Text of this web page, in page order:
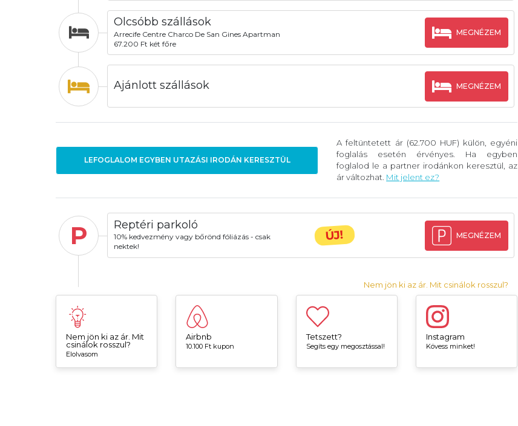
Olcsóbb szállások
Arrecife Centre Charco De San Gines Apartman
67.200 Ft két főre
MEGNÉZEM
Ajánlott szállások MEGNÉZEM
LEFOGLALOM EGYBEN UTAZÁSI IRODÁN KERESZTÜL
A feltüntetett ár (62.700 HUF) külön, egyéni
foglalás esetén érvényes. Ha egyben
foglalod le a partner irodánkon keresztül, az
ár változhat. Mit jelent ez?
P Reptéri parkoló
10% kedvezmény vagy bőrönd fóliázás - csak
nektek!
ÚJ! MEGNÉZEM
Nem jön ki az ár. Mit csinálok rosszul?
Nem jön ki az ár. Mit
csinálok rosszul?
Elolvasom
Airbnb
10.100 Ft kupon
Tetszett?
Segíts egy megosztással!
Instagram
Kövess minket!